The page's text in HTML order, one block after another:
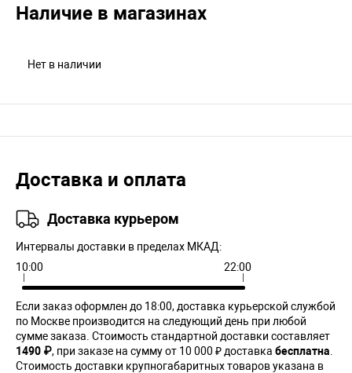
Наличие в магазинах
Нет в наличии
Доставка и оплата
Доставка курьером
Интервалы доставки в пределах МКАД:
10:00
22:00
Если заказ оформлен до 18:00, доставка курьерской службой
по Москве производится на следующий день при любой
сумме заказа. Cтоимость стандартной доставки составляет
1490 ₽, при заказе на сумму от 10 000 ₽ доставка бесплатна
Стоимость доставки крупногабаритных товаров указана в